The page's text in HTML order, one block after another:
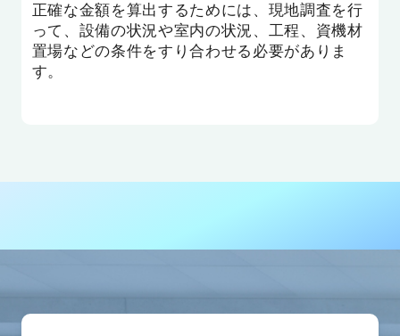
正確な金額を算出するためには、現地調査を行
って、設備の状況や室内の状況、工程、資機材
置場などの条件をすり合わせる必要がありま
す。